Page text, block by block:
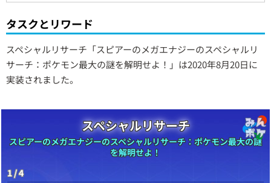
タスクとリワード
スペシャルリサーチ「スピアーのメガエナジーのスペシャルリ
サーチ：ポケモン最大の謎を解明せよ！」は2020年8月20日に
実装されました。
スペシャルリサーチ
スピアーのメガエナジーのスペシャルリサーチ：ポケモン最大の謎
を解明せよ！
1 / 4